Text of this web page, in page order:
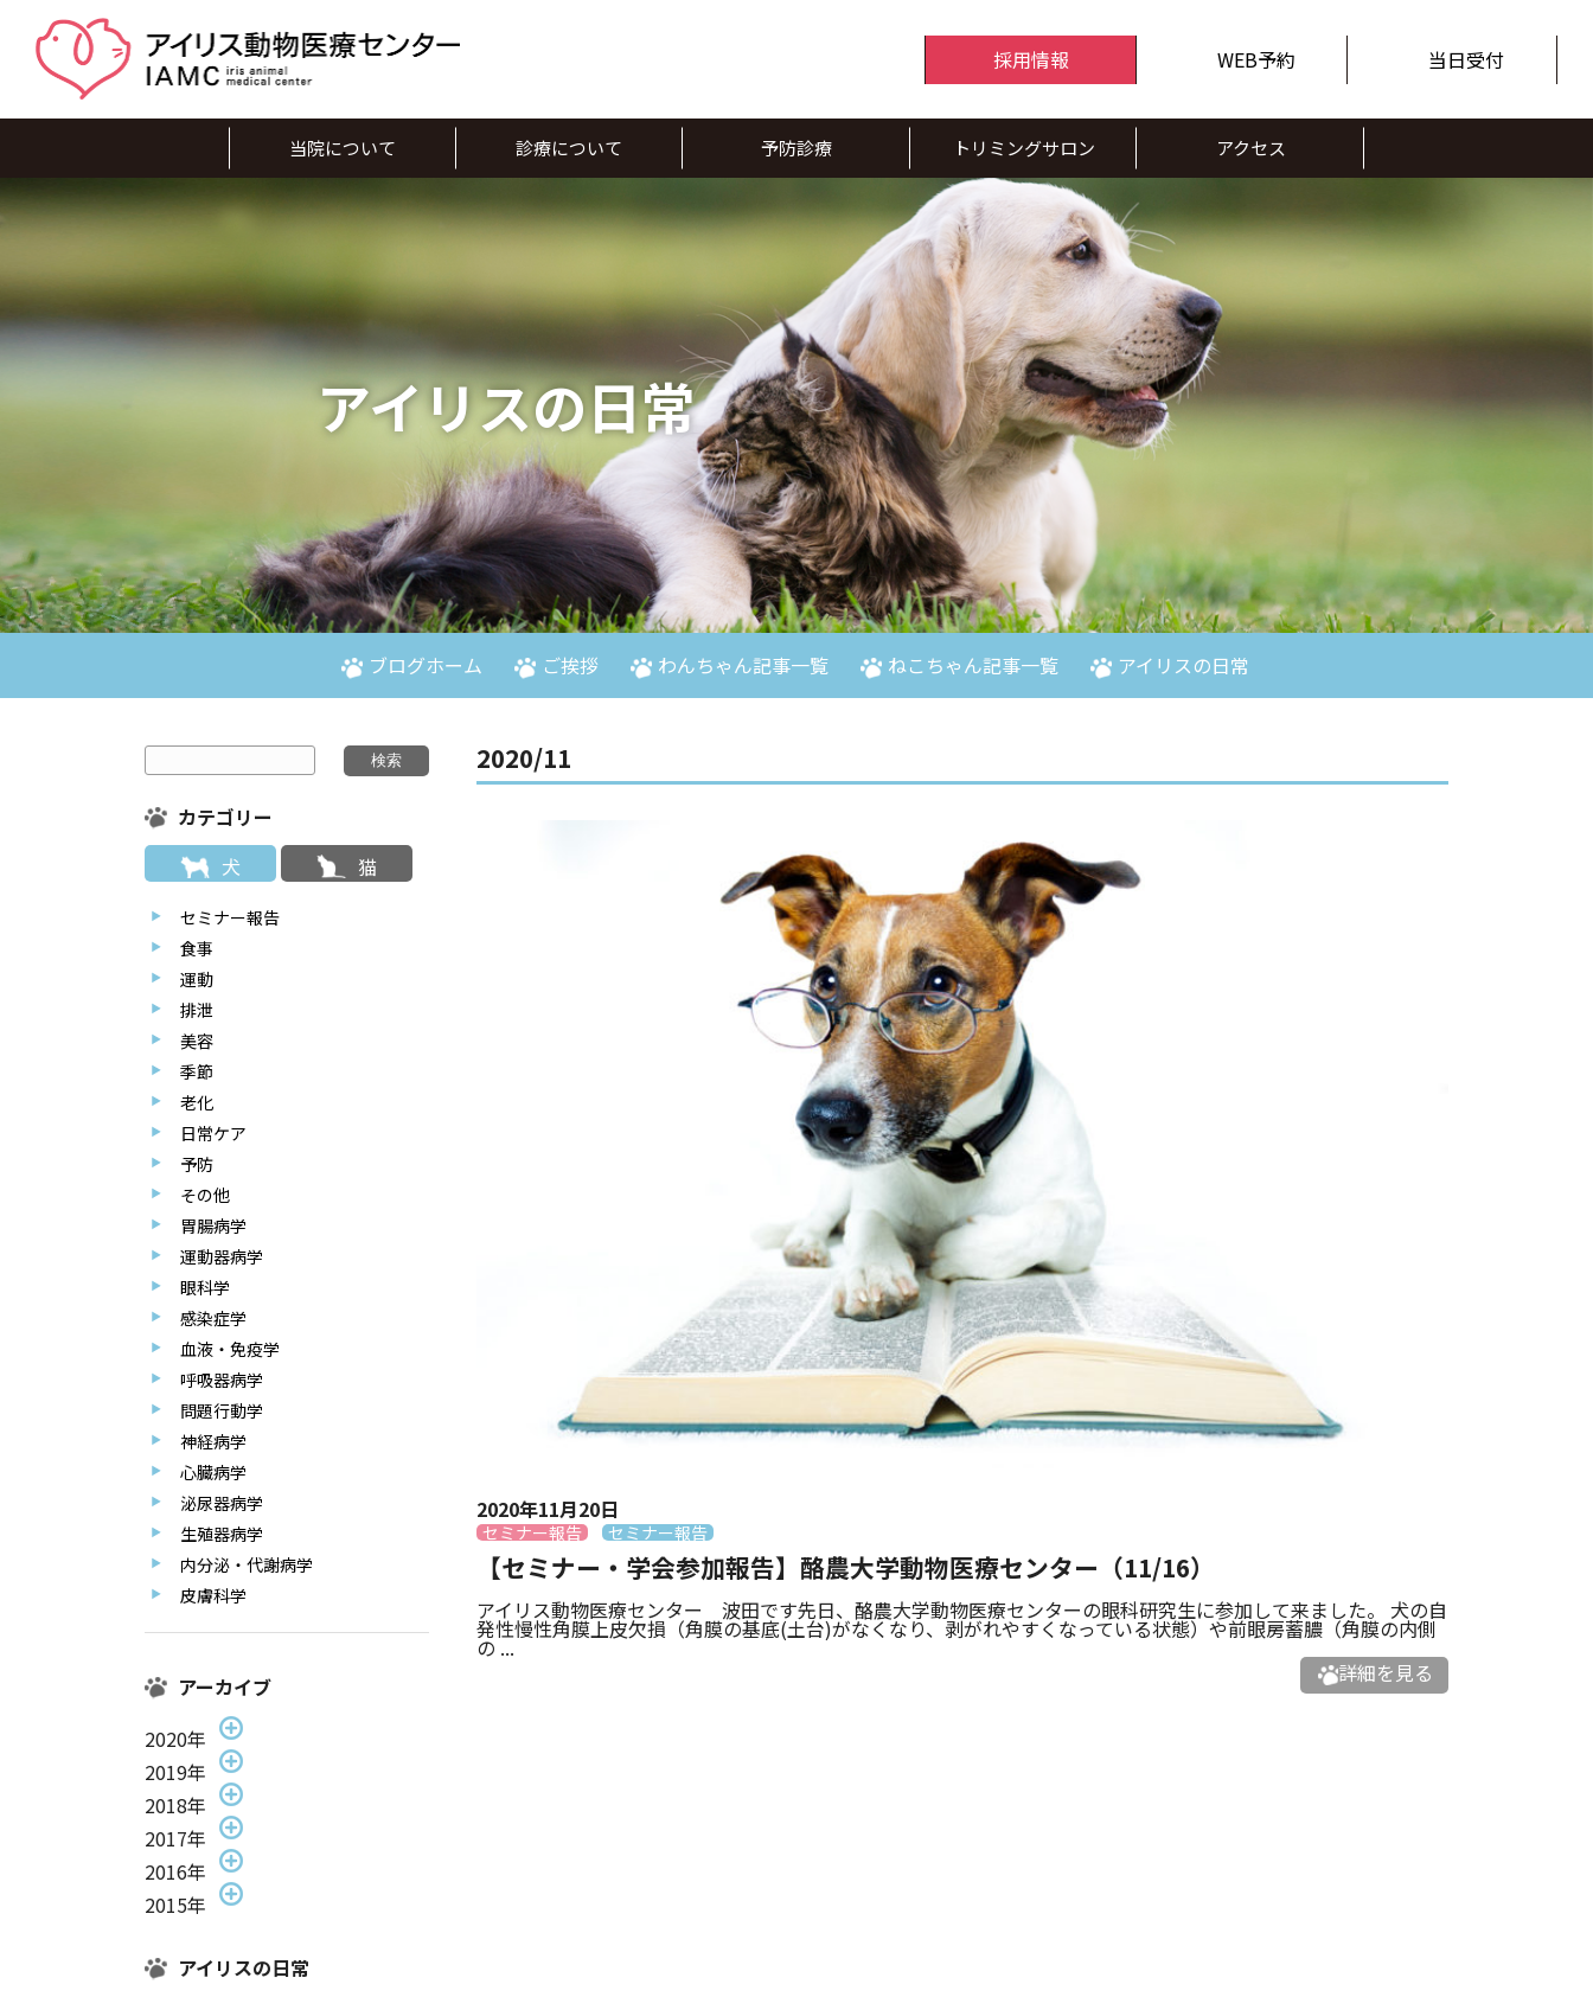
採用情報 WEB予約 当日受付
当院について 診療について 予防診療 トリミングサロン アクセス
アイリスの日常
ブログホーム ご挨拶 わんちゃん記事一覧 ねこちゃん記事一覧 アイリスの日常
2020/11
2020年11月20日
セミナー報告 セミナー報告
【セミナー・学会参加報告】酪農大学動物医療センター（11/16）
アイリス動物医療センター 波田です先日、酪農大学動物医療センターの眼科研究生に参加して来ました。 犬の自
発性慢性角膜上皮欠損（角膜の基底(土台)がなくなり、剥がれやすくなっている状態）や前眼房蓄膿（角膜の内側
の ...
詳細を見る
カテゴリー
犬
猫
セミナー報告
食事
運動
排泄
美容
季節
老化
日常ケア
予防
その他
胃腸病学
運動器病学
眼科学
感染症学
血液・免疫学
呼吸器病学
問題行動学
神経病学
心臓病学
泌尿器病学
生殖器病学
内分泌・代謝病学
皮膚科学
アーカイブ
2020年
2019年
2018年
2017年
2016年
2015年
アイリスの日常